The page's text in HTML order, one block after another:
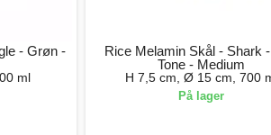
- Grøn -
ml
Rice Melamin Skål - Shark
Tone - Medium
H 7,5 cm, Ø 15 cm, 700
På lager